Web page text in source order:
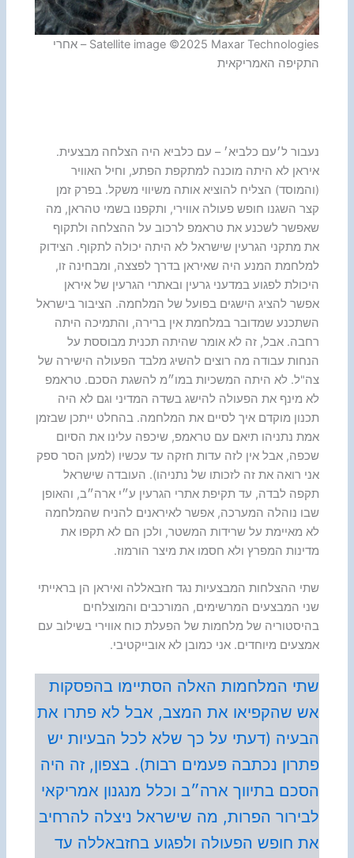
Satellite image ©2025 Maxar Technologies – אחרי
התקיפה האמריקאית
נעבור ל׳עם כלביא׳ – עם כלביא היה הצלחה מבצעית.
איראן לא היתה מוכנה למתקפת הפתע, וחיל האוויר
(והמוסד) הצליח להוציא אותה משיווי משקל. בפרק זמן
קצר השגנו חופש פעולה אווירי, ותקפנו בשמי טהראן, מה
שאפשר לשכנע את טראמפ לרכוב על ההצלחה ולתקוף
את מתקני הגרעין שישראל לא היתה יכולה לתקוף. הצידוק
למלחמת המנע היה שאיראן בדרך לפצצה, ומבחינה זו,
היכולת לפגוע במדעני גרעין ובאתרי הגרעין של איראן
אפשר להציג הישגים בפועל של המלחמה. הציבור בישראל
השתכנע שמדובר במלחמת אין ברירה, והתמיכה היתה
רחבה. אבל, זה לא אומר שהיתה תכנית מבוססת על
הנחות עבודה מה רוצים להשיג מלבד הפעולה הישירה של
צה"ל. לא היתה המשכיות במו״מ להשגת הסכם. טראמפ
לא מינף את הפעולה להישג בשדה המדיני וגם לא היה
תכנון מוקדם איך לסיים את המלחמה. בהחלט ייתכן שבזמן
אמת נתניהו תיאם עם טראמפ, שיכפה עלינו את הסיום
שכפה, אבל אין לזה עדות חזקה עד עכשיו (למען הסר ספק
אני רואה את זה לזכותו של נתניהו). העובדה שישראל
תקפה לבדה, עד תקיפת אתרי הגרעין ע״י ארה״ב, והאופן
שבו נוהלה המערכה, אפשר לאיראנים להניח שהמלחמה
לא מאיימת על שרידות המשטר, ולכן הם לא תקפו את
מדינות המפרץ ולא חסמו את מיצר הורמוז.
שתי ההצלחות המבצעיות נגד חזבאללה ואיראן הן בראייתי
שני המבצעים המרשימים, המורכבים והמוצלחים
בהיסטוריה של מלחמות של הפעלת כוח אווירי בשילוב עם
אמצעים מיוחדים. אני כמובן לא אובייקטיבי.
שתי המלחמות האלה הסתיימו בהפסקות
אש שהקפיאו את המצב, אבל לא פתרו את
הבעיה (דעתי על כך שלא לכל הבעיות יש
פתרון נכתבה פעמים רבות). בצפון, זה היה
הסכם בתיווך ארה״ב וכלל מנגנון אמריקאי
לבירור הפרות, מה שישראל ניצלה להרחיב
את חופש הפעולה ולפגוע בחזבאללה עד